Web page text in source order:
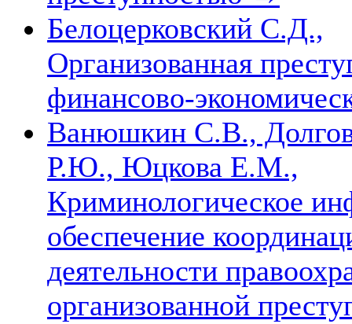
Белоцерковский С.Д.,
Организованная
финансово-
Ванюшкин С.В.,
Р.Ю., Юцкова Е.М.,
Криминологическое
обеспечение
деятельности
организованной